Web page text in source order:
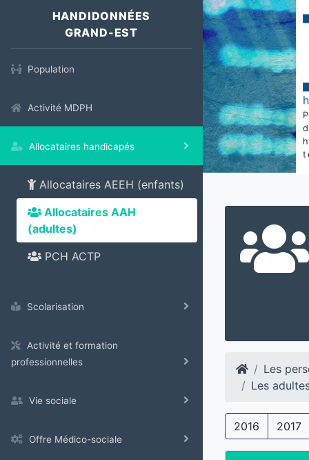
HANDIDONNÉES
GRAND-EST
Population
Activité MDPH
Allocataires handicapés
Allocataires AEEH (enfants)
Allocataires AAH
(adultes)
PCH ACTP
Scolarisation
Activité et formation
professionnelles
Vie sociale
Offre Médico-sociale
Les
Les
2016 2017